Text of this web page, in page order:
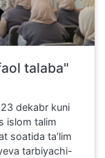
talaba"
dekabr kuni
islom talim
soatida taʼlim
tarbiyachi-